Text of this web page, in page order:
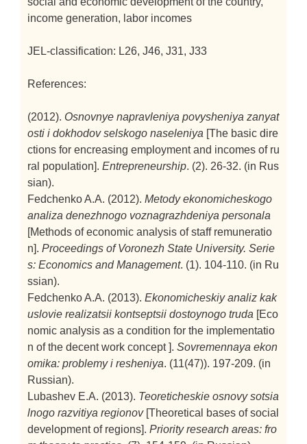
income generation, labor incomes
JEL-classification: L26, J46, J31, J33
References:
(2012). Osnovnye napravleniya povysheniya zanyat
osti i dokhodov selskogo naseleniya [The basic dire
ctions for encreasing employment and incomes of ru
ral population]. Entrepreneurship. (2). 26-32. (in Rus
sian).
Fedchenko A.A. (2012). Metody ekonomicheskogo
analiza denezhnogo voznagrazhdeniya personala
[Methods of economic analysis of staff remuneratio
n]. Proceedings of Voronezh State University. Serie
s: Economics and Management. (1). 104-110. (in Ru
ssian).
Fedchenko A.A. (2013). Ekonomicheskiy analiz kak
uslovie realizatsii kontseptsii dostoynogo truda [Eco
nomic analysis as a condition for the implementatio
n of the decent work concept ]. Sovremennaya ekon
omika: problemy i resheniya. (11(47)). 197-209. (in
Russian).
Lubashev E.A. (2013). Teoreticheskie osnovy sotsia
lnogo razvitiya regionov[Theoretical bases of social
development of regions]. Priority research areas: fro